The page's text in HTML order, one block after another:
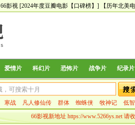
66影视 [2024年度豆瓣电影【口碑榜】] 【历年北美
爱情片 科幻片 恐怖片 战争片 纪录片
寒战 凡人修仙传 群体 蜘蛛侠 牧神记 低
66影视新地址 https://www.5266ys.net